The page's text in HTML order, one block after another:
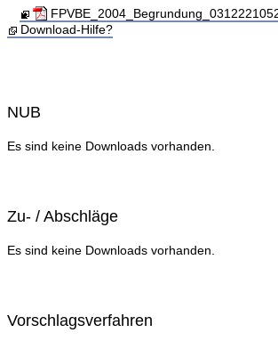
Download-Hilfe?
NUB
Es sind keine Downloads vorhanden.
Zu- / Abschläge
Es sind keine Downloads vorhanden.
Vorschlagsverfahren